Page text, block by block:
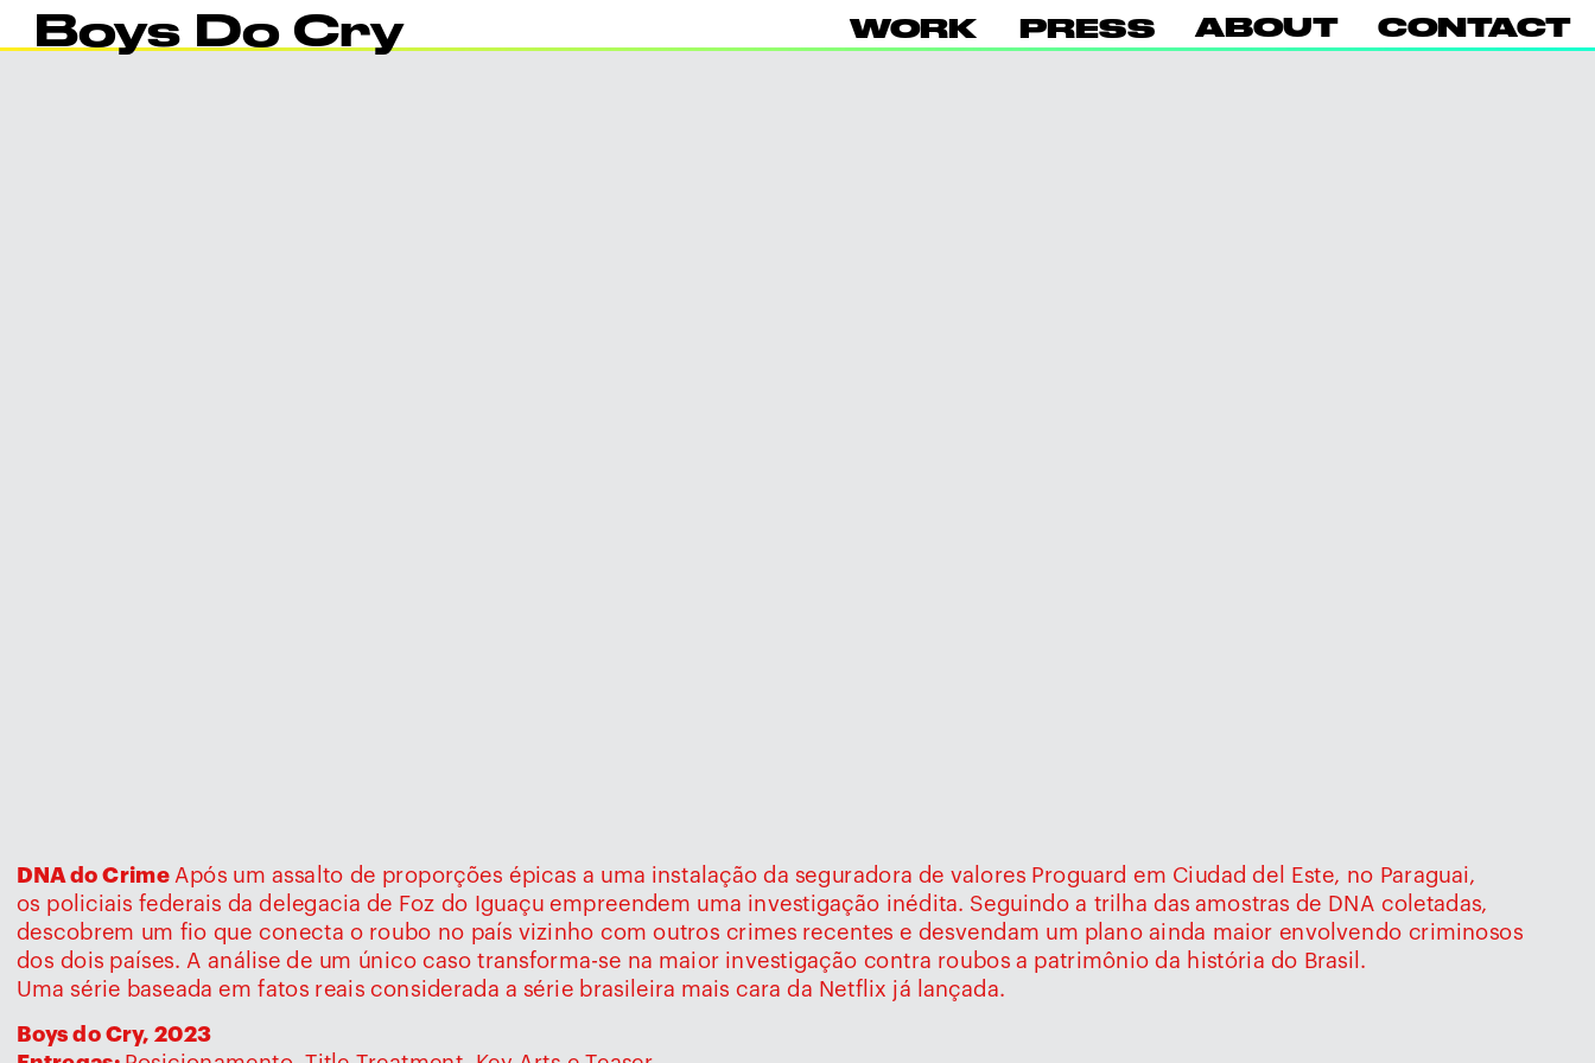
Boys Do Cry CONTACT
ABOUT
PRESS
WORK
DNA do Crime Após um assalto de proporções épicas a uma instalação da seguradora de valores Proguard em Ciudad del Este, no Paraguai,
os policiais federais da delegacia de Foz do Iguaçu empreendem uma investigação inédita. Seguindo a trilha das amostras de DNA coletadas,
descobrem um fio que conecta o roubo no país vizinho com outros crimes recentes e desvendam um plano ainda maior envolvendo criminosos
dos dois países. A análise de um único caso transforma-se na maior investigação contra roubos a patrimônio da história do Brasil.
Uma série baseada em fatos reais considerada a série brasileira mais cara da Netflix já lançada.
Boys do Cry, 2023